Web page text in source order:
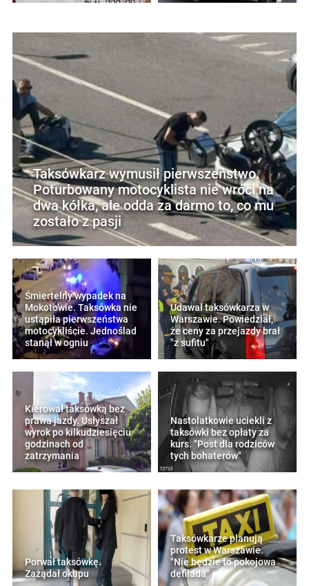
Taksówkarz wymusił pierwszeństwo.
Poturbowany motocyklista nie wróci na
dwa kółka, ale odda za darmo to, co mu
zostało z pasji
Śmiertelny wypadek na
Mokotowie. Taksówka nie
ustąpiła pierwszeństwa
motocykliście. Jednoślad
stanął w ogniu
Udawał taksówkarza w
Warszawie. Powiedział,
że ceny za przejazdy brał
"z sufitu"
Kierował taksówką bez
prawa jazdy. Usłyszał
wyrok po kilkudziesięciu
godzinach od
zatrzymania
Nastolatkowie uciekli z
taksówki bez opłaty za
kurs. "Post dla rodziców
tych bohaterów"
Porwał taksówkę.
Zażądał okupu
Taksówkarze planują
protest w Warszawie.
"Nie będzie to pokojowa
defilada"